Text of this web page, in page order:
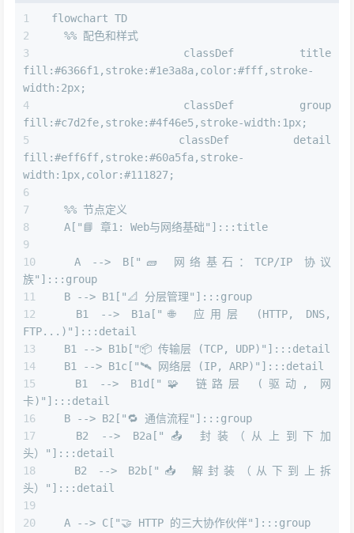
flowchart TD
  %% 配色和样式
  classDef title
fill:#6366f1,stroke:#1e3a8a,color:#fff,stroke-
width:2px;
  classDef group
fill:#c7d2fe,stroke:#4f46e5,stroke-width:1px;
  classDef detail
fill:#eff6ff,stroke:#60a5fa,stroke-
width:1px,color:#111827;
  %% 节点定义
  A["📘 章1: Web与网络基础"]:::title
  A --> B["🧱 网络基石：TCP/IP 协议
族"]:::group
  B --> B1["📐 分层管理"]:::group
  B1 --> B1a["🌐 应用层 (HTTP, DNS,
FTP...)"]:::detail
  B1 --> B1b["📦 传输层 (TCP, UDP)"]:::detail
  B1 --> B1c["🛰️ 网络层 (IP, ARP)"]:::detail
  B1 --> B1d["🧩 链路层 (驱动, 网
卡)"]:::detail
  B --> B2["🔁 通信流程"]:::group
  B2 --> B2a["📤 封装（从上到下加
头）"]:::detail
  B2 --> B2b["📥 解封装（从下到上拆
头）"]:::detail
  A --> C["🤝 HTTP 的三大协作伙伴"]:::group